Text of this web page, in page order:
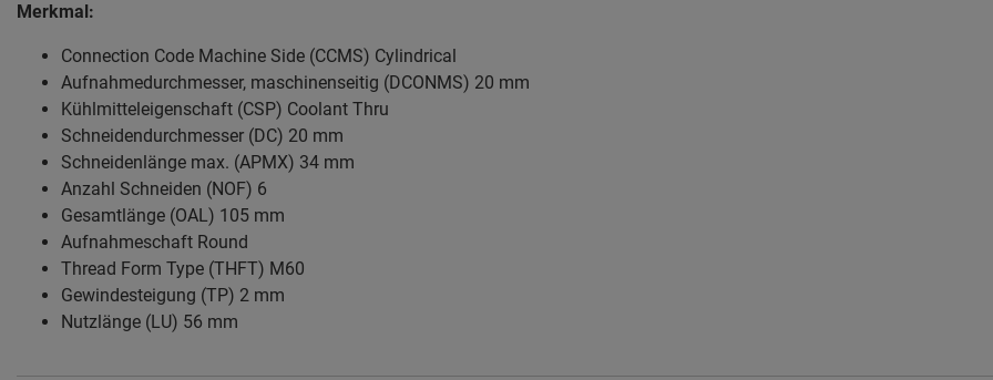
Merkmal:
Connection Code Machine Side (CCMS) Cylindrical
Aufnahmedurchmesser, maschinenseitig (DCONMS) 20 mm
Kühlmitteleigenschaft (CSP) Coolant Thru
Schneidendurchmesser (DC) 20 mm
Schneidenlänge max. (APMX) 34 mm
Anzahl Schneiden (NOF) 6
Gesamtlänge (OAL) 105 mm
Aufnahmeschaft Round
Thread Form Type (THFT) M60
Gewindesteigung (TP) 2 mm
Nutzlänge (LU) 56 mm